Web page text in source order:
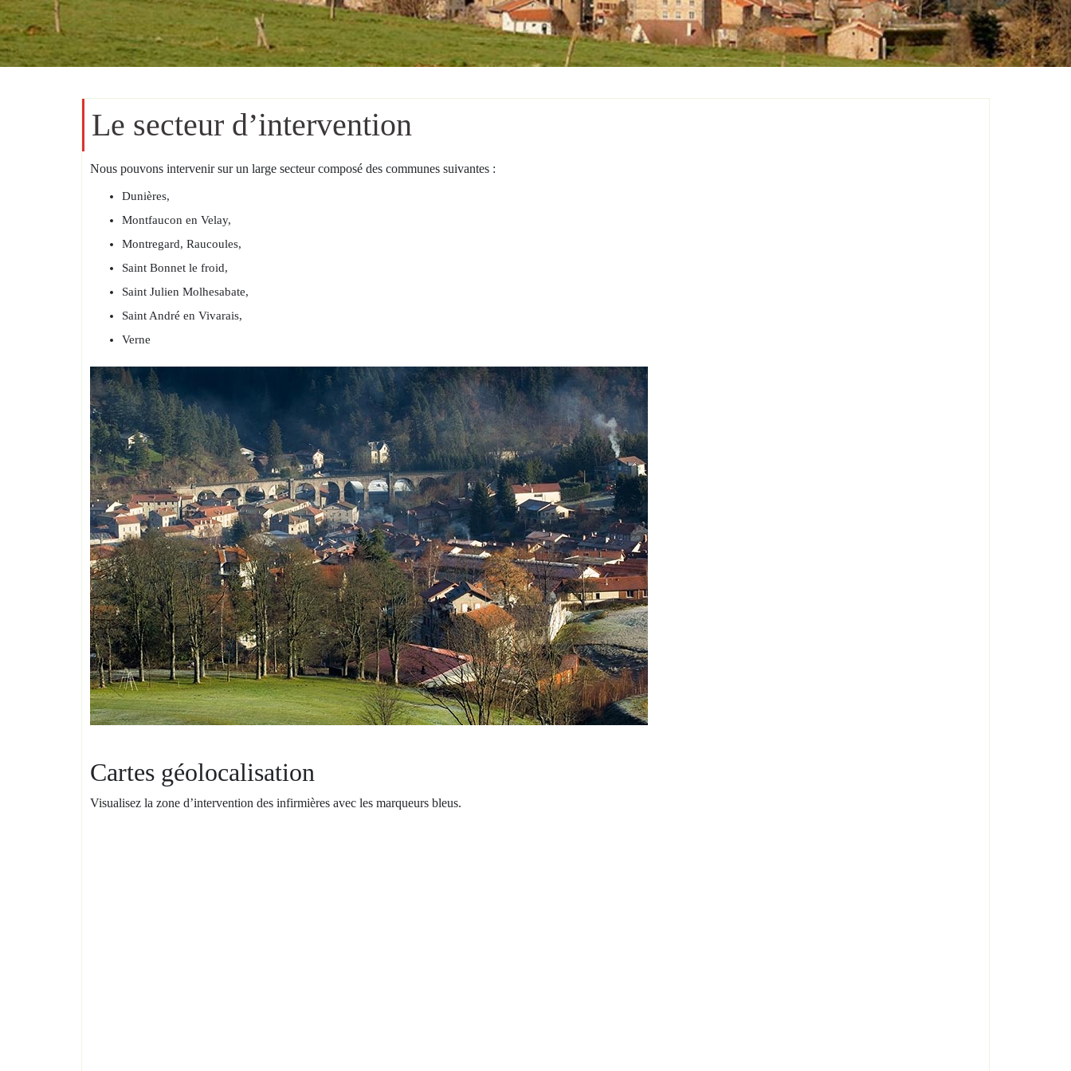
Le secteur d’intervention
Nous pouvons intervenir sur un large secteur composé des communes suivantes :
Dunières,
Montfaucon en Velay,
Montregard, Raucoules,
Saint Bonnet le froid,
Saint Julien Molhesabate,
Saint André en Vivarais,
Verne
Cartes géolocalisation
Visualisez la zone d’intervention des infirmières avec les marqueurs bleus.